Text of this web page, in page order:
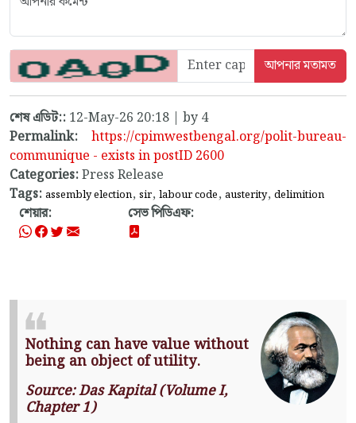
শেষ এডিট:: 12-May-26 20:18 | by 4
Permalink:
https://cpimwestbengal.org/polit-bureau-
communique - exists in postID 2600
Categories:Press Release
Tags: assembly election, sir, labour code, austerity, delimition
শেয়ার: সেভ পিডিএফ:
Nothing can have value without
being an object of utility.
Source: Das Kapital (Volume I,
Chapter 1)